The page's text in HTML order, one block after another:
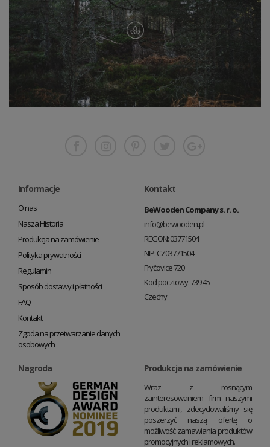
Informacje
O nas
Nasza Historia
Produkcja na zamówienie
Polityka prywatności
Regulamin
Sposób dostawy i płatności
FAQ
Kontakt
Zgoda na przetwarzanie danych
osobowych
Kontakt
BeWooden Company s. r. o.
info@bewooden.pl
REGON: 03771504
NIP: CZ03771504
Fryčovice 720
Kod pocztowy: 739 45
Czechy
Nagroda Produkcja na zamówienie
Wraz z rosnącym
zainteresowaniem firm naszymi
produktami, zdecydowaliśmy się
poszerzyć naszą ofertę o
możliwość zamawiania produktów
promocyjnych i reklamowych.